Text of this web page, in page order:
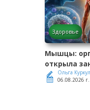
Здоровье
Мышцы:
открыла
Ольга
06.08.2026 г.